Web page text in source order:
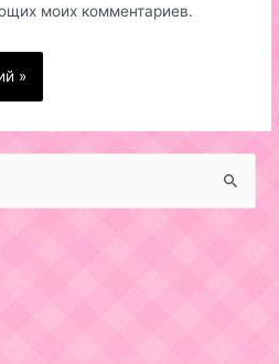
моих комментариев.